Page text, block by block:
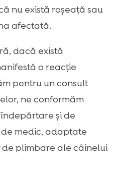
nu există roșeață sau
afectată.
dacă există
o reacție
pentru un consult
ne conformăm
și de
medic, adaptate
de plimbare ale câinelui